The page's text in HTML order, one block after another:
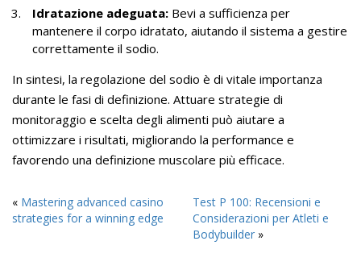
Idratazione adeguata: Bevi a sufficienza per
mantenere il corpo idratato, aiutando il sistema a gestire
correttamente il sodio.
In sintesi, la regolazione del sodio è di vitale importanza
durante le fasi di definizione. Attuare strategie di
monitoraggio e scelta degli alimenti può aiutare a
ottimizzare i risultati, migliorando la performance e
favorendo una definizione muscolare più efficace.
« Mastering advanced casino
strategies for a winning edge
Test P 100: Recensioni e
Considerazioni per Atleti e
Bodybuilder »